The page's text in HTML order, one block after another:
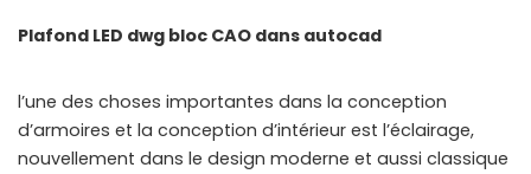
Plafond LED dwg bloc CAO dans autocad
l’une des choses importantes dans la conception
d’armoires et la conception d’intérieur est l’éclairage,
nouvellement dans le design moderne et aussi classique